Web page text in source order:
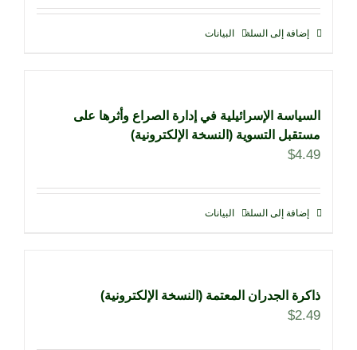
إضافة إلى السلة البيانات
السياسة الإسرائيلية في إدارة الصراع وأثرها على
مستقبل التسوية (النسخة الإلكترونية)
$4.49
إضافة إلى السلة البيانات
ذاكرة الجدران المعتمة (النسخة الإلكترونية)
$2.49